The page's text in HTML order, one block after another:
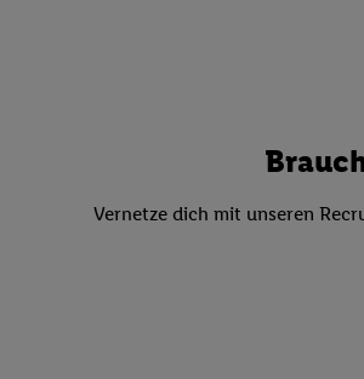
Vernetze dich mit unseren
reduzierter Daten